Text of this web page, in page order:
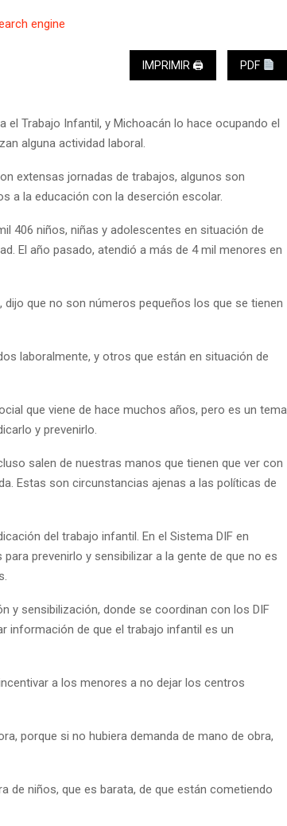
IMPRIMIR 🖨 PDF
el Trabajo Infantil, y Michoacán lo hace ocupando el
alguna actividad laboral.
extensas jornadas de trabajos, algunos son
a la educación con la deserción escolar.
406 niños, niñas y adolescentes en situación de
El año pasado, atendió a más de 4 mil menores en
dijo que no son números pequeños los que se tienen
laboralmente, y otros que están en situación de
que viene de hace muchos años, pero es un tema
y prevenirlo.
salen de nuestras manos que tienen que ver con
Estas son circunstancias ajenas a las políticas de
del trabajo infantil. En el Sistema DIF en
prevenirlo y sensibilizar a la gente de que no es
y sensibilización, donde se coordinan con los DIF
información de que el trabajo infantil es un
a los menores a no dejar los centros
porque si no hubiera demanda de mano de obra,
de niños, que es barata, de que están cometiendo